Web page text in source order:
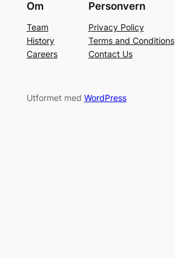
Om
Team
History
Careers
Personvern
Privacy Policy
Terms and Conditions
Contact Us
Utformet med WordPress